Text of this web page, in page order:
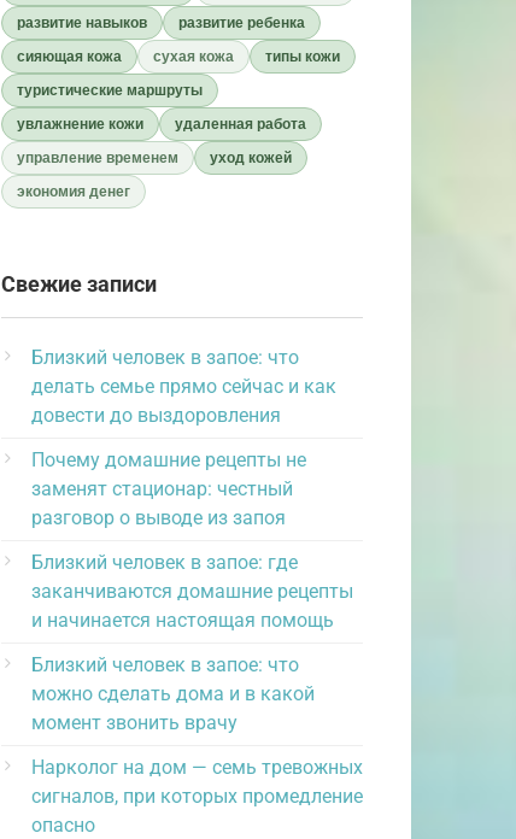
развитие навыков
развитие ребенка
сияющая кожа
сухая кожа
типы кожи
туристические маршруты
увлажнение кожи
удаленная работа
управление временем
уход кожей
экономия денег
Свежие записи
Близкий человек в запое: что
делать семье прямо сейчас и как
довести до выздоровления
Почему домашние рецепты не
заменят стационар: честный
разговор о выводе из запоя
Близкий человек в запое: где
заканчиваются домашние рецепты
и начинается настоящая помощь
Близкий человек в запое: что
можно сделать дома и в какой
момент звонить врачу
Нарколог на дом — семь тревожных
сигналов, при которых промедление
опасно